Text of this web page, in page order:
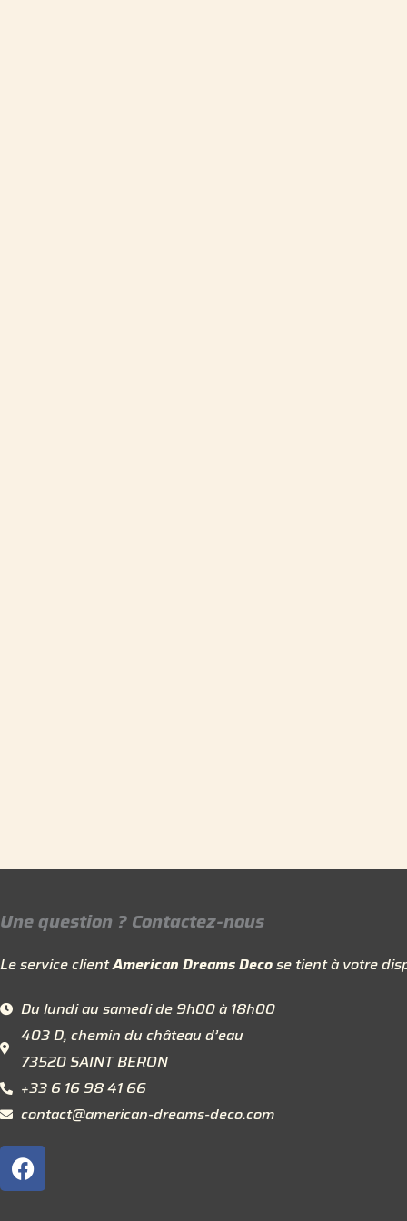
Une question ? Contactez-nous
Le service clientAmerican Dreams Decose tient à votre
Du lundi au samedi de 9h00 à 18h00
403 D, chemin du château d’eau
73520 SAINT BERON
+33 6 16 98 41 66
contact@american-dreams-deco.com
F
a
c